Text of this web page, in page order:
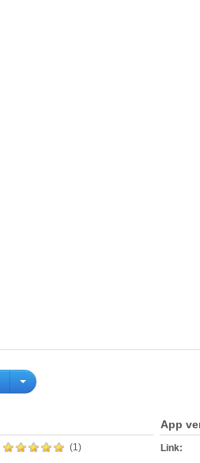
(1)
App
Link: